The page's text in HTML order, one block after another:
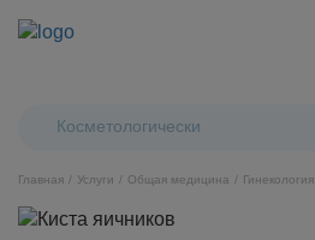
Поиск:Косметологические лазеры Ca
Главная Услуги Общая медицина Гинекология